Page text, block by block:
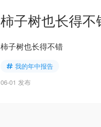
柿子树也长得不
柿子树也长得不错
我的年中报告
06-01 发布